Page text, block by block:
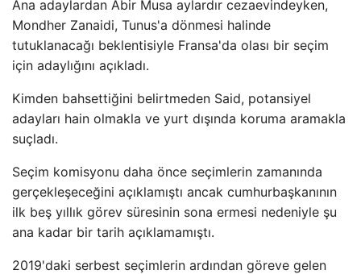
Ana adaylardan Abir Musa aylardır cezaevindeyken,
Mondher Zanaidi, Tunus'a dönmesi halinde
tutuklanacağı beklentisiyle Fransa'da olası bir seçim
için adaylığını açıkladı.
Kimden bahsettiğini belirtmeden Said, potansiyel
adayları hain olmakla ve yurt dışında koruma aramakla
suçladı.
Seçim komisyonu daha önce seçimlerin zamanında
gerçekleşeceğini açıklamıştı ancak cumhurbaşkanının
ilk beş yıllık görev süresinin sona ermesi nedeniyle şu
ana kadar bir tarih açıklamamıştı.
2019'daki serbest seçimlerin ardından göreve gelen